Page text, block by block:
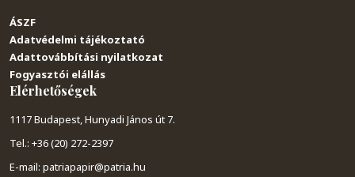
ÁSZF
Adatvédelmi tájékoztató
Adattovábbítási nyilatkozat
Fogyasztói elállás
Elérhetőségek
1117 Budapest, Hunyadi János út 7.
Tel.: +36 (20) 272-2397
E-mail: patriapapir@patria.hu